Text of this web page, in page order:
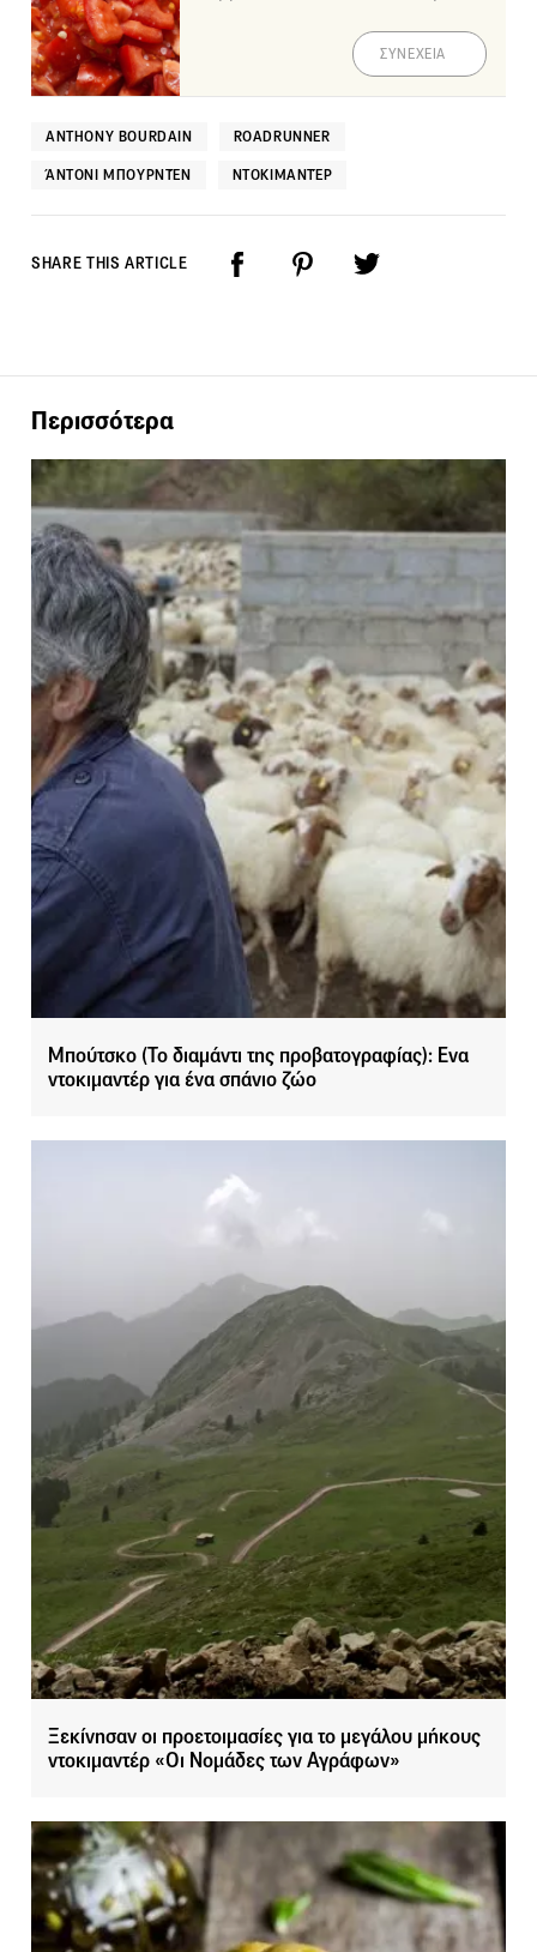
ΣΥΝΕΧΕΙΑ
ANTHONY BOURDAIN ROADRUNNER
ΆΝΤΟΝΙ ΜΠΟΥΡΝΤΈΝ ΝΤΟΚΙΜΑΝΤΈΡ
SHARE THIS ARTICLE
Περισσότερα
Μπούτσκο (Το διαμάντι της προβατογραφίας): Ενα
ντοκιμαντέρ για ένα σπάνιο ζώο
Ξεκίνησαν οι προετοιμασίες για το μεγάλου μήκους
ντοκιμαντέρ «Οι Νομάδες των Αγράφων»